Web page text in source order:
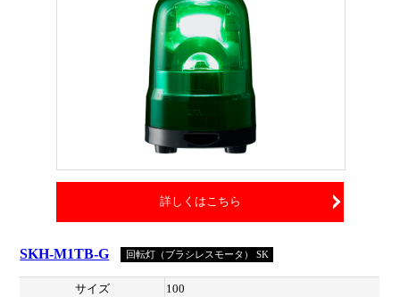
詳しくはこちら
SKH-M1TB-G 回転灯（ブラシレスモータ） SK
サイズ
100